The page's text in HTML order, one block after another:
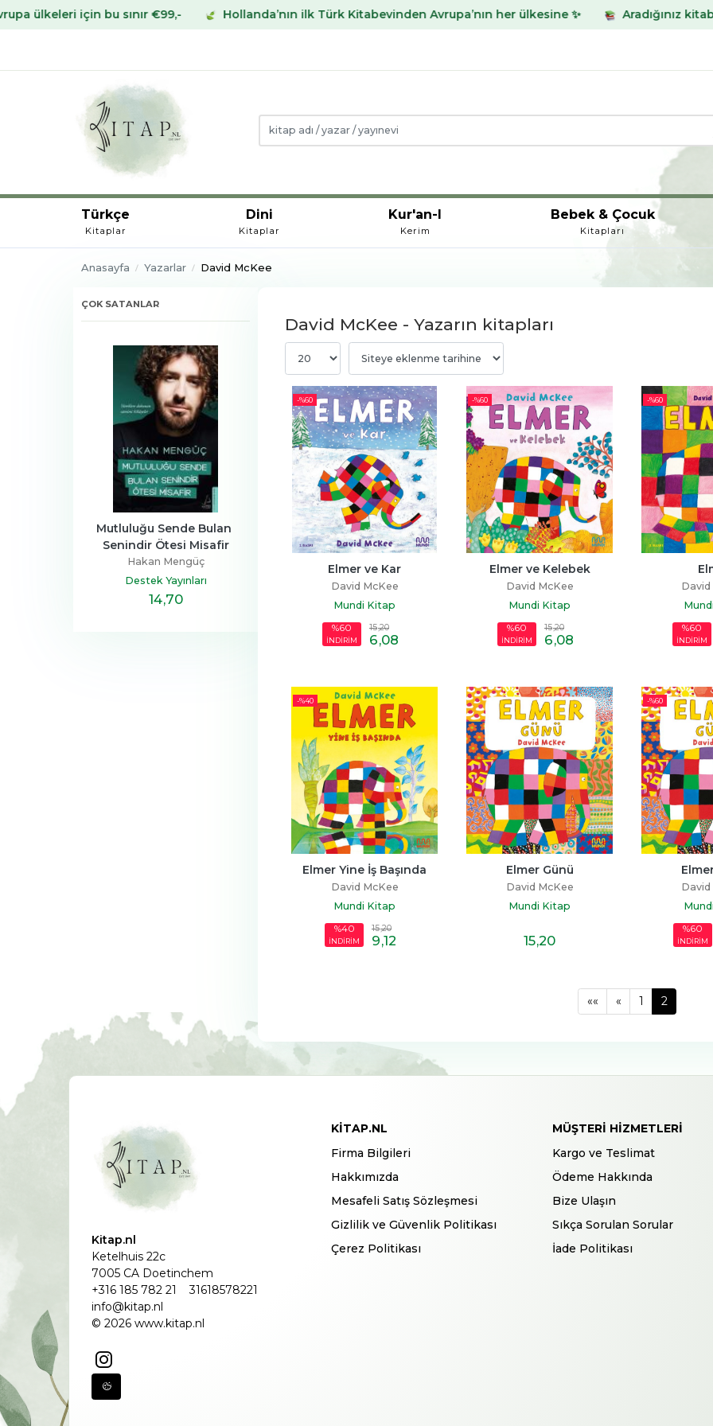
için bu sınır €99,- Hollanda’nın ilk Türk Kitabevinden Avrupa’nın her ülkesine ✨ Aradığınız kitabı
Türkçe
Kitaplar
Dini
Kitaplar
Kur'an-I
Kerim
Bebek & Çocuk
Kitapları
Anasayfa Yazarlar David McKee
ÇOK SATANLAR
Mutluluğu Sende Bulan
Senindir Ötesi Misafir
Hakan Mengüç
Destek Yayınları
14,70
Henüz Her Şey Bitmedi
Zeus Kabadayı
Hayykitap
,10
Beni Neden Sevmedin
Anne
Esra Ezmeci
Destek Yayınları
,60
Senden Bir Tane
Yok
Miraç Çağrı Aktaş
İndigo Kitap
,10
David McKee - Yazarın kitapları
-%60
Elmer ve Kar
David McKee
Mundi Kitap
%60
İNDİRİM
15,20
6,08
-%60
Elmer ve Kelebek
David McKee
Mundi Kitap
%60
İNDİRİM
15,20
6,08
-%60
David
%60
İNDİRİM
-%40
Elmer Yine İş Başında
David McKee
Mundi Kitap
%40
İNDİRİM
15,20
9,12
Elmer Günü
David McKee
Mundi Kitap
15,20
-%60
David
%60
İNDİRİM
«« « 1 2
Kitap.nl
Ketelhuis 22c
7005 CA Doetinchem
+316 185 782 21
31618578221
info@kitap.nl
© 2026 www.kitap.nl
KITAP.NL
Firma Bilgileri
Hakkımızda
Mesafeli Satış Sözleşmesi
Gizlilik ve Güvenlik Politikası
Çerez Politikası
MÜŞTERI HIZMETLERI
Kargo ve Teslimat
Ödeme Hakkında
Bize Ulaşın
Sıkça Sorulan Sorular
İade Politikası